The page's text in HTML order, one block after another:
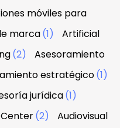
móviles para
marca(1)
Artificial
(2)
Asesoramiento
estratégico(1)
jurídica(1)
(2)
Audiovisual